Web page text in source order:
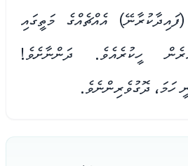
އެއްޗެއްގެ މަތީގައި
ހީކުރެއެވެ. ދަންނާށެވެ!
ހަމަ، ދޮގުވެރިންނެވެ.